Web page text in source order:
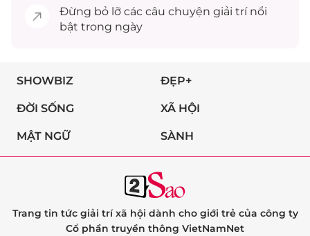
Đừng bỏ lỡ các câu chuyện giải trínổi
bật trong ngày
SHOWBIZ ĐẸP+
ĐỜI SỐNG XÃ HỘI
MẬT NGỮ SÀNH
Trang tin tức giải trí xã hội dành cho giới trẻ của công ty
Cổ phần truyền thông VietNamNet